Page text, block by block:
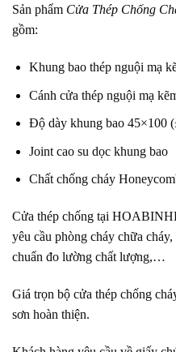
Sản phẩm Cửa Thép Chống
gồm:
Khung bao thép nguội mạ
Cánh cửa thép nguội mạ
Độ dày khung bao 45×100
Joint cao su dọc khung bao
Chất chống cháy
Cửa thép chống tại
yêu cầu phòng cháy chữa
chuẩn đo lường chất lượng,…
Giá trọn bộ cửa thép chống
sơn hoàn thiện.